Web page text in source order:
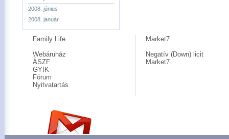
2008. június
2008. január
Family Life
Webáruház
ÁSZF
GYIK
Fórum
Nyitvatartás
Market7
Negatív (Down) licit
Market7